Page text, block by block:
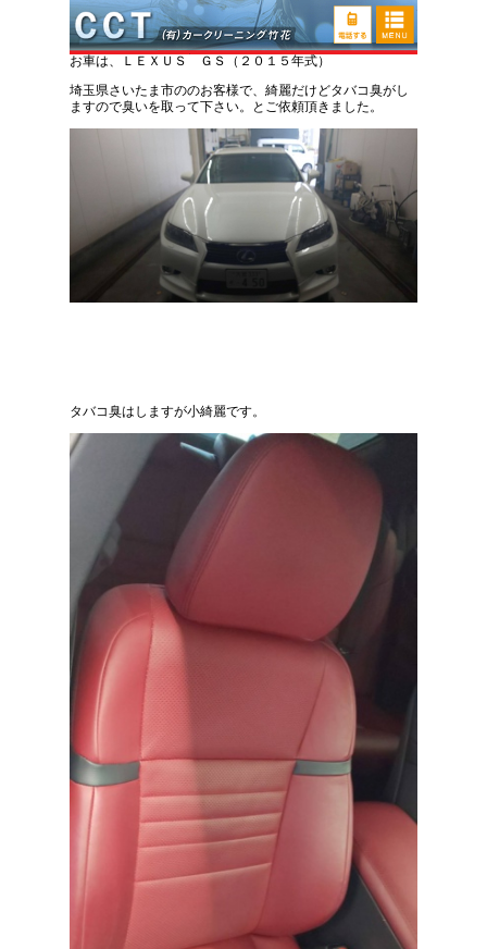
レクサス ＧＳ 煙草臭い取り車内清掃
お車は、ＬＥＸＵＳ ＧＳ（２０１５年式）
埼玉県さいたま市ののお客様で、綺麗だけどタバコ臭がし
ますので臭いを取って下さい。とご依頼頂きました。
タバコ臭はしますが小綺麗です。